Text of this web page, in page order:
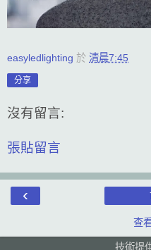
easyledlighting 於 清晨7:45
分享
沒有留言:
張貼留言
‹
查
技術提